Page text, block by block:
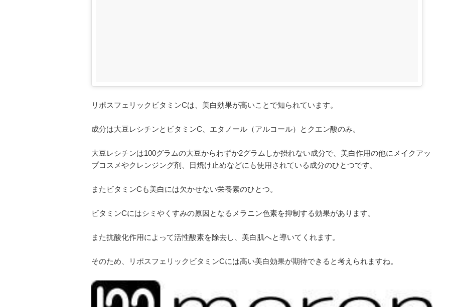
リポスフェリックビタミンCは、美白効果が高いことで知られています。
成分は大豆レシチンとビタミンC、エタノール（アルコール）とクエン酸のみ。
大豆レシチンは100グラムの大豆からわずか2グラムしか摂れない成分で、美白作用の他にメイクアッ
プコスメやクレンジング剤、日焼け止めなどにも使用されている成分のひとつです。
またビタミンCも美白には欠かせない栄養素のひとつ。
ビタミンCにはシミやくすみの原因となるメラニン色素を抑制する効果があります。
また抗酸化作用によって活性酸素を除去し、美白肌へと導いてくれます。
そのため、リポスフェリックビタミンCには高い美白効果が期待できると考えられますね。